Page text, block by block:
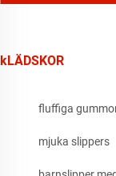
kLÄDSKOR
fluffiga
mjuka slippers